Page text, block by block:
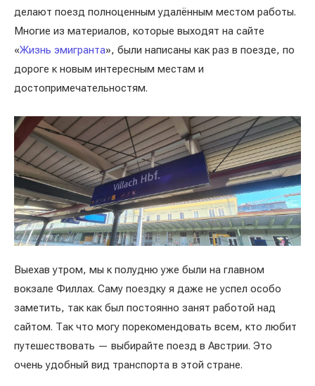
делают поезд полноценным удалённым местом работы.
Многие из материалов, которые выходят на сайте
«Жизнь эмигранта», были написаны как раз в поезде, по
дороге к новым интересным местам и
достопримечательностям.
Выехав утром, мы к полудню уже были на главном
вокзале Филлах. Саму поездку я даже не успел особо
заметить, так как был постоянно занят работой над
сайтом. Так что могу порекомендовать всем, кто любит
путешествовать — выбирайте поезд в Австрии. Это
очень удобный вид транспорта в этой стране.